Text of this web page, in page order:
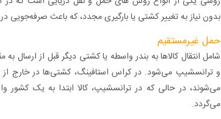
بدون نیاز به تغییر کشتی یا بارگیری مجدد، که باعث صرفه‌جویی
حمل غیرمستقیم
شامل انتقال کالاها به بندر واسطه یا کشتی دیگر قبل از
و ترانسشیپ می‌شود. در کراس استافینگ، کشتی‌ها در خارج از
می‌شوند، در حالی که در ترانسشیپ، کالا ابتدا به یک
می‌گردد.